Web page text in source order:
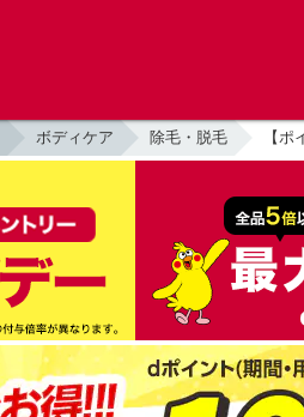
ボディケア 除毛・脱毛 【